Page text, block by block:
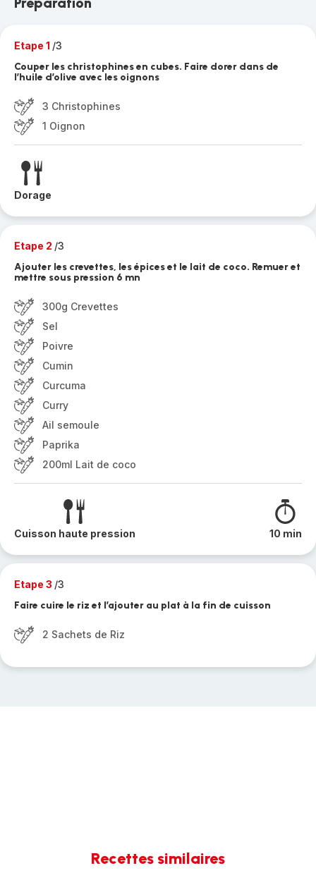
Etape 1 /3
Couper les christophines en cubes. Faire dorer dans de
l’huile d’olive avec les oignons
3 Christophines
1 Oignon
Dorage
Etape 2 /3
Ajouter les crevettes, les épices et le lait de coco. Remuer et
mettre sous pression 6 mn
300g Crevettes
Sel
Poivre
Cumin
Curcuma
Curry
Ail semoule
Paprika
200ml Lait de coco
Cuisson haute pression 10 min
Etape 3 /3
Faire cuire le riz et l’ajouter au plat à la fin de cuisson
2 Sachets de Riz
Recettes similaires